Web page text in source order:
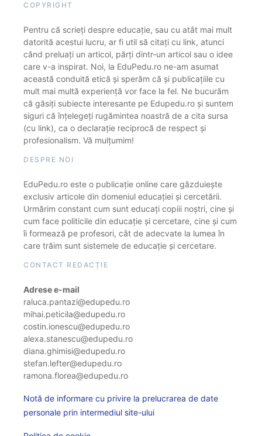
COPYRIGHT
Pentru că scrieți despre educație, sau cu atât mai mult
datorită acestui lucru, ar fi util să citați cu link, atunci
când preluați un articol, părți dintr-un articol sau o idee
care v-a inspirat. Noi, la EduPedu.ro ne-am asumat
această conduită etică și sperăm că și publicațiile cu
mult mai multă experiență vor face la fel. Ne bucurăm
că găsiți subiecte interesante pe Edupedu.ro și suntem
siguri că înțelegeți rugămintea noastră de a cita sursa
(cu link), ca o declarație reciprocă de respect și
profesionalism. Vă mulțumim!
DESPRE NOI
EduPedu.ro este o publicație online care găzduiește
exclusiv articole din domeniul educației și cercetării.
Urmărim constant cum sunt educați copiii noștri, cine și
cum face politicile din educație și cercetare, cine și cum
îi formează pe profesori, cât de adecvate la lumea în
care trăim sunt sistemele de educație și cercetare.
CONTACT REDACȚIE
Adrese e-mail
raluca.pantazi@edupedu.ro
mihai.peticila@edupedu.ro
costin.ionescu@edupedu.ro
alexa.stanescu@edupedu.ro
diana.ghimisi@edupedu.ro
stefan.lefter@edupedu.ro
ramona.florea@edupedu.ro
Notă de informare cu privire la prelucrarea de date
personale prin intermediul site-ului